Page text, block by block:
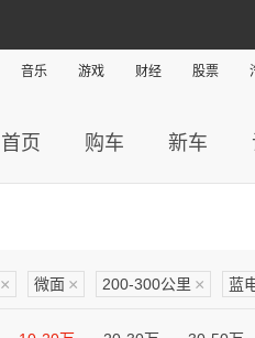
音乐 游戏 财经 股票
首页 购车 新车
× 微面 × 200-300公里 × 蓝